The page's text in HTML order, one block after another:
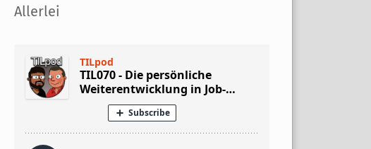
Seitenleiste
Allerlei